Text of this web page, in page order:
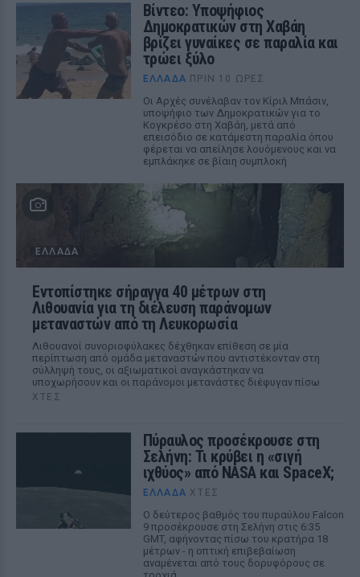
Βίντεο: Υποψήφιος
Δημοκρατικών στη Χαβάη
βρίζει γυναίκες σε παραλία και
τρώει ξύλο
ΕΛΛΆΔΑ ΠΡΙΝ 10 ΏΡΕΣ
Οι Αρχές συνέλαβαν τον Κίριλ Μπάσιν,
υποψήφιο των Δημοκρατικών για το
Κογκρέσο στη Χαβάη, μετά από
επεισόδιο σε κατάμεστη παραλία όπου
φέρεται να απείλησε λουόμενους και να
εμπλάκηκε σε βίαιη συμπλοκή
ΕΛΛΆΔΑ
Εντοπίστηκε σήραγγα 40 μέτρων στη
Λιθουανία για τη διέλευση παράνομων
μεταναστών από τη Λευκορωσία
Λιθουανοί συνοριοφύλακες δέχθηκαν επίθεση σε μία
περίπτωση από ομάδα μεταναστών που αντιστέκονταν στη
σύλληψή τους, οι αξιωματικοί αναγκάστηκαν να
υποχωρήσουν και οι παράνομοι μετανάστες διέφυγαν πίσω
ΧΤΕΣ
Πύραυλος προσέκρουσε στη
Σελήνη: Τι κρύβει η «σιγή
ιχθύος» από NASA και SpaceX;
ΕΛΛΆΔΑ ΧΤΕΣ
Ο δεύτερος βαθμός του πυραύλου Falcon
9 προσέκρουσε στη Σελήνη στις 6:35
GMT, αφήνοντας πίσω του κρατήρα 18
μέτρων - η οπτική επιβεβαίωση
αναμένεται από τους δορυφόρους σε